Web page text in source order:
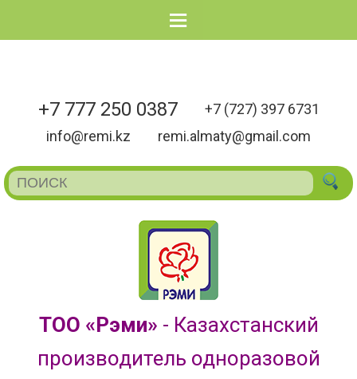
+7 777 250 0387
+7 (727) 397 6731
info@remi.kz
remi.almaty@gmail.com
ТОО «Рэми» - Казахстанский
производитель одноразовой